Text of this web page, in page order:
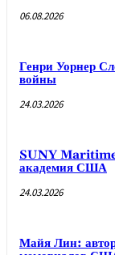
06.08.2026
Генри Уорнер
войны
24.03.2026
SUNY
академия США
24.03.2026
Майя Лин: